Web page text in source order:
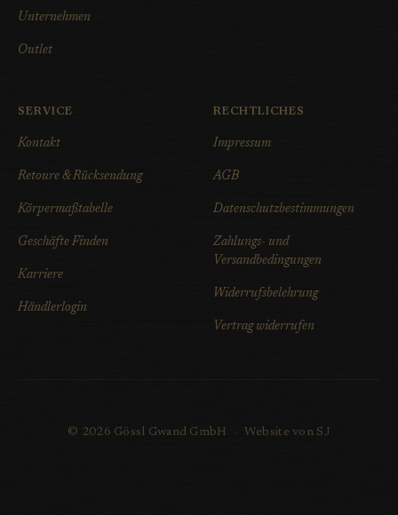
Unternehmen
Outlet
SERVICE
Kontakt
Retoure & Rücksendung
Körpermaßtabelle
Geschäfte Finden
Karriere
Händlerlogin
RECHTLICHES
Impressum
AGB
Datenschutzbestimmungen
Zahlungs- und
Versandbedingungen
Widerrufsbelehrung
Vertrag widerrufen
© 2026 Gössl Gwand GmbH · Website von SJ